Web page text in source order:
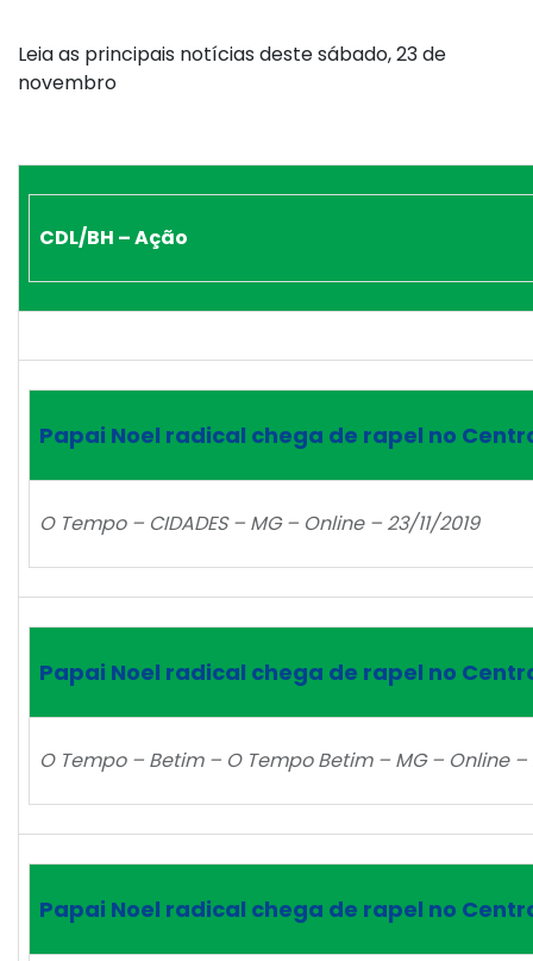
Leia as principais notícias deste sábado, 23 de
novembro
CDL/BH – Ação
Papai Noel radical chega de rapel no
O Tempo – CIDADES – MG – Online – 23/11/2019
Papai Noel radical chega de rapel no
O Tempo – Betim – O Tempo Betim – MG – Online –
Papai Noel radical chega de rapel no